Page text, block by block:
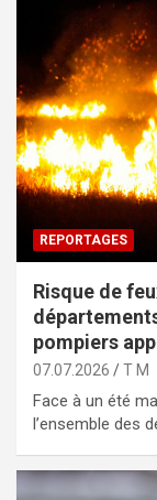
REPORTAGES
Risque de
pompiers
07.07.2026 T M
Face à un été
l’ensemble des